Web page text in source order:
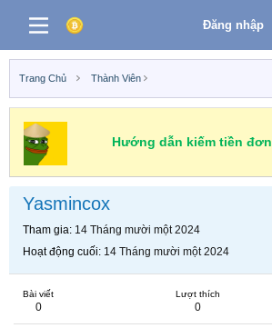
Đăng nhập
Trang Chủ Thành Viên
Hướng dẫn kiếm tiền
Yasmincox
Tham gia 14 Tháng mười một 2024
Hoạt động cuối 14 Tháng mười một 2024
Bài viết
0
Lượt thích
0